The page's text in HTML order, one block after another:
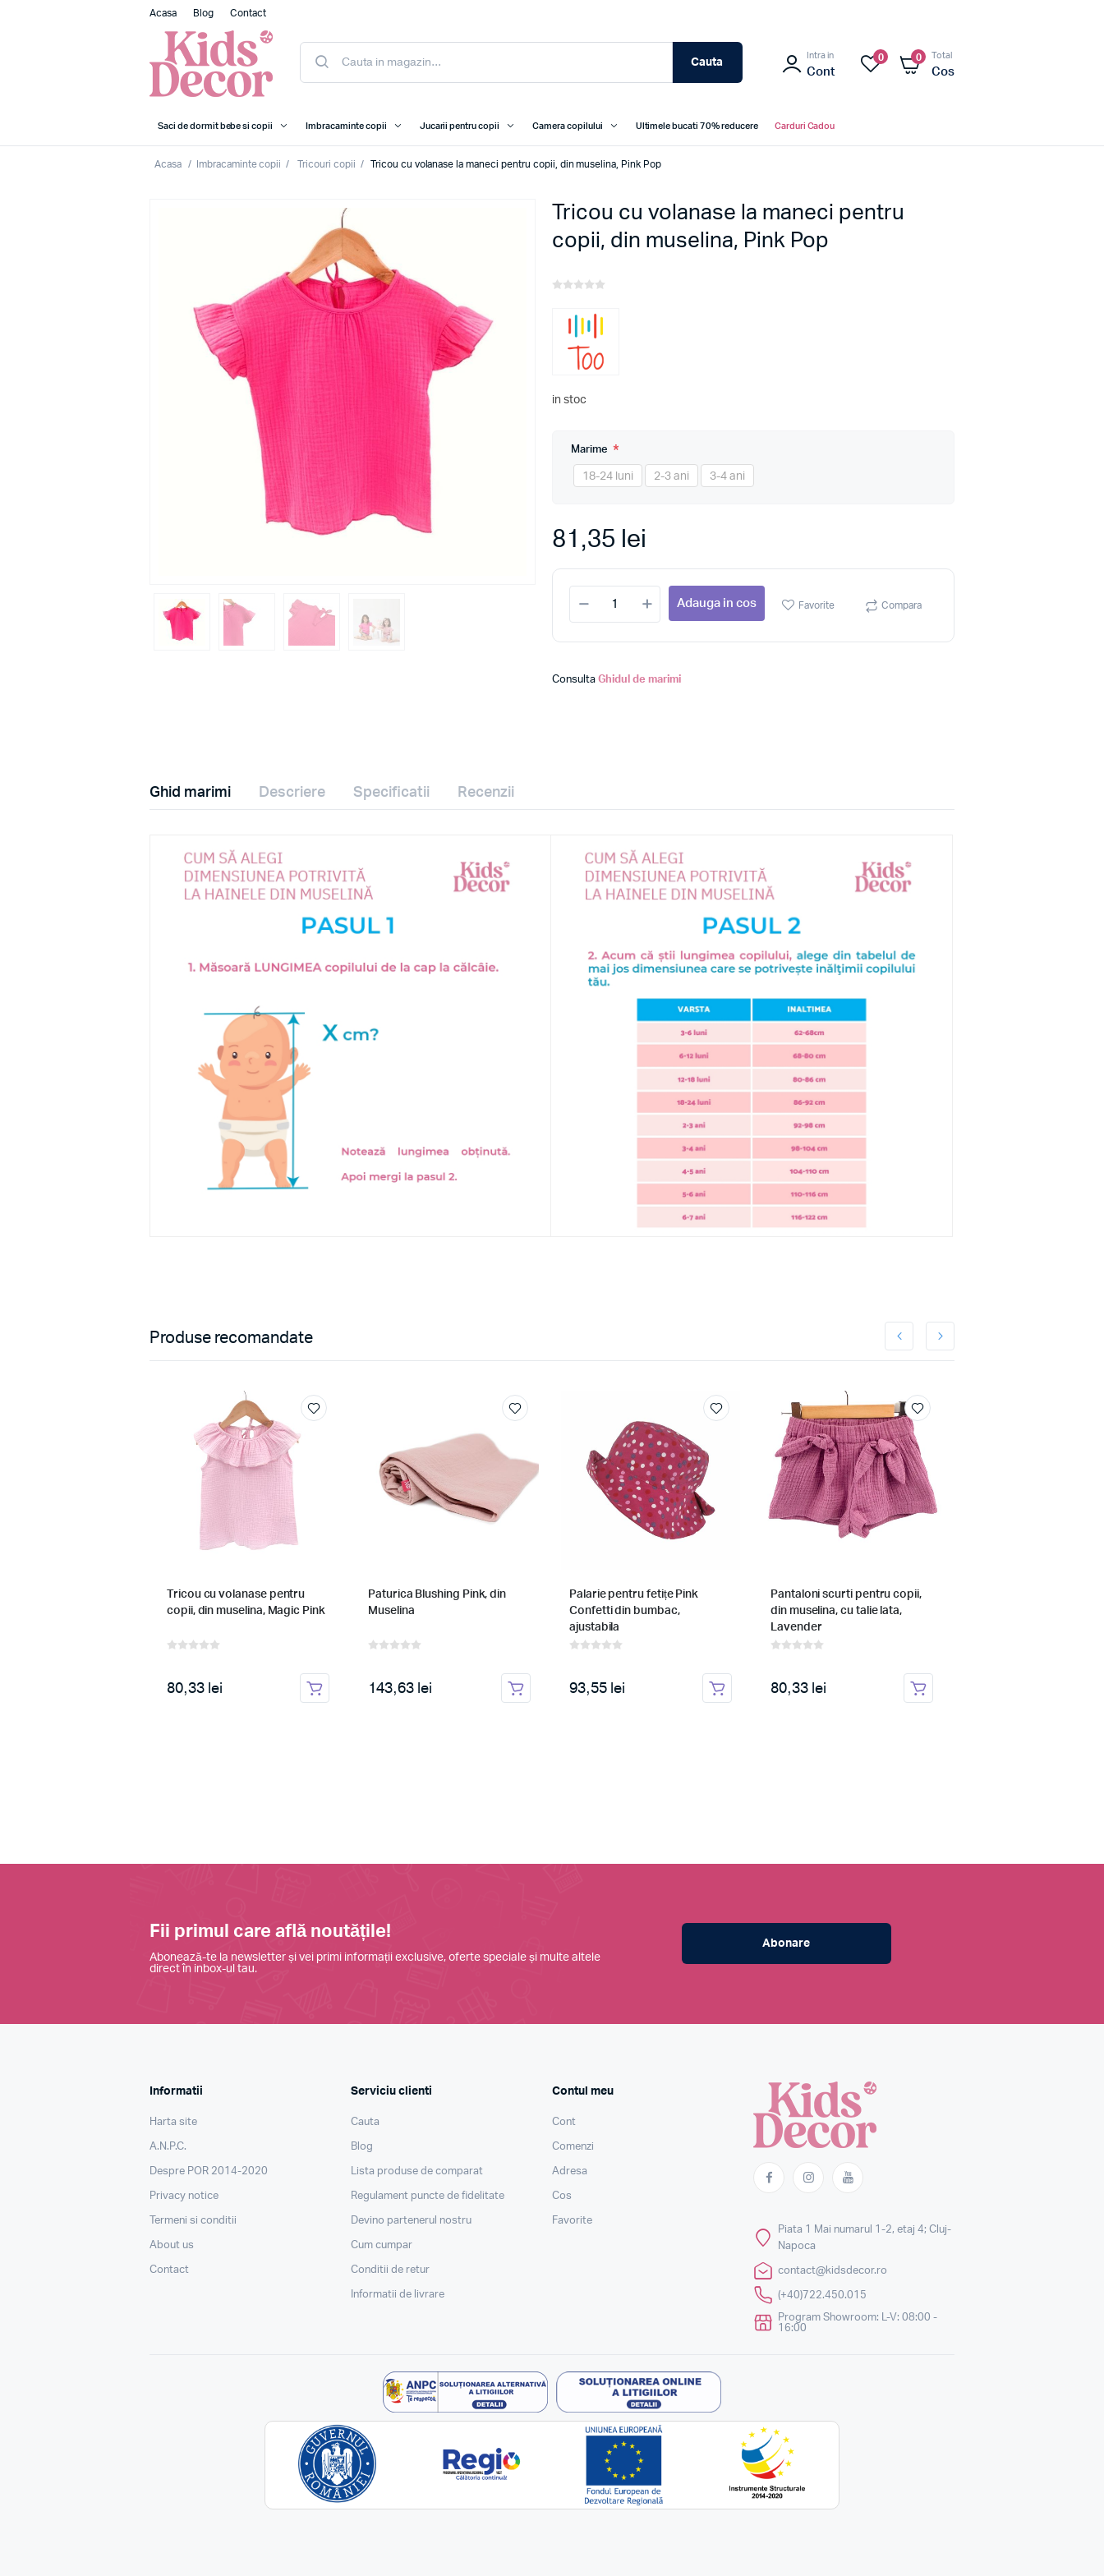
Acasa Blog Contact
Cauta
Intra in
Cont
0 Total
Cos
0
Saci de dormit bebe si copii Imbracaminte copii Jucarii pentru copii Camera copilului Ultimele bucati 70% reducere Carduri Cadou
Acasa / Imbracaminte copii / Tricouri copii / Tricou cu volanase la maneci pentru copii, din muselina, Pink Pop
Tricou cu volanase la maneci pentru
copii, din muselina, Pink Pop
in stoc
Marime *
18-24 luni 2-3 ani 3-4 ani
81,35 lei
Adauga in cos Favorite Compara
Consulta Ghidul de marimi
Ghid marimi Descriere Specificatii Recenzii
Produse recomandate
Tricou cu volanase pentru
copii, din muselina, Magic Pink
80,33 lei
Paturica Blushing Pink, din
Muselina
143,63 lei
Palarie pentru fetițe Pink
Confetti din bumbac,
ajustabila
93,55 lei
Pantaloni scurti pentru copii,
din muselina, cu talie lata,
Lavender
80,33 lei
Fii primul care află noutățile!
Abonează-te la newsletter și vei primi informații exclusive, oferte speciale și multe altele
direct în inbox-ul tau.
Abonare
Informatii
Harta site
A.N.P.C.
Despre POR 2014-2020
Privacy notice
Termeni si conditii
About us
Contact
Serviciu clienti
Cauta
Blog
Lista produse de comparat
Regulament puncte de fidelitate
Devino partenerul nostru
Cum cumpar
Conditii de retur
Informatii de livrare
Contul meu
Cont
Comenzi
Adresa
Cos
Favorite
Piata 1 Mai numarul 1-2, etaj 4; Cluj-
Napoca
contact@kidsdecor.ro
(+40)722.450.015
Program Showroom: L-V: 08:00 -
16:00